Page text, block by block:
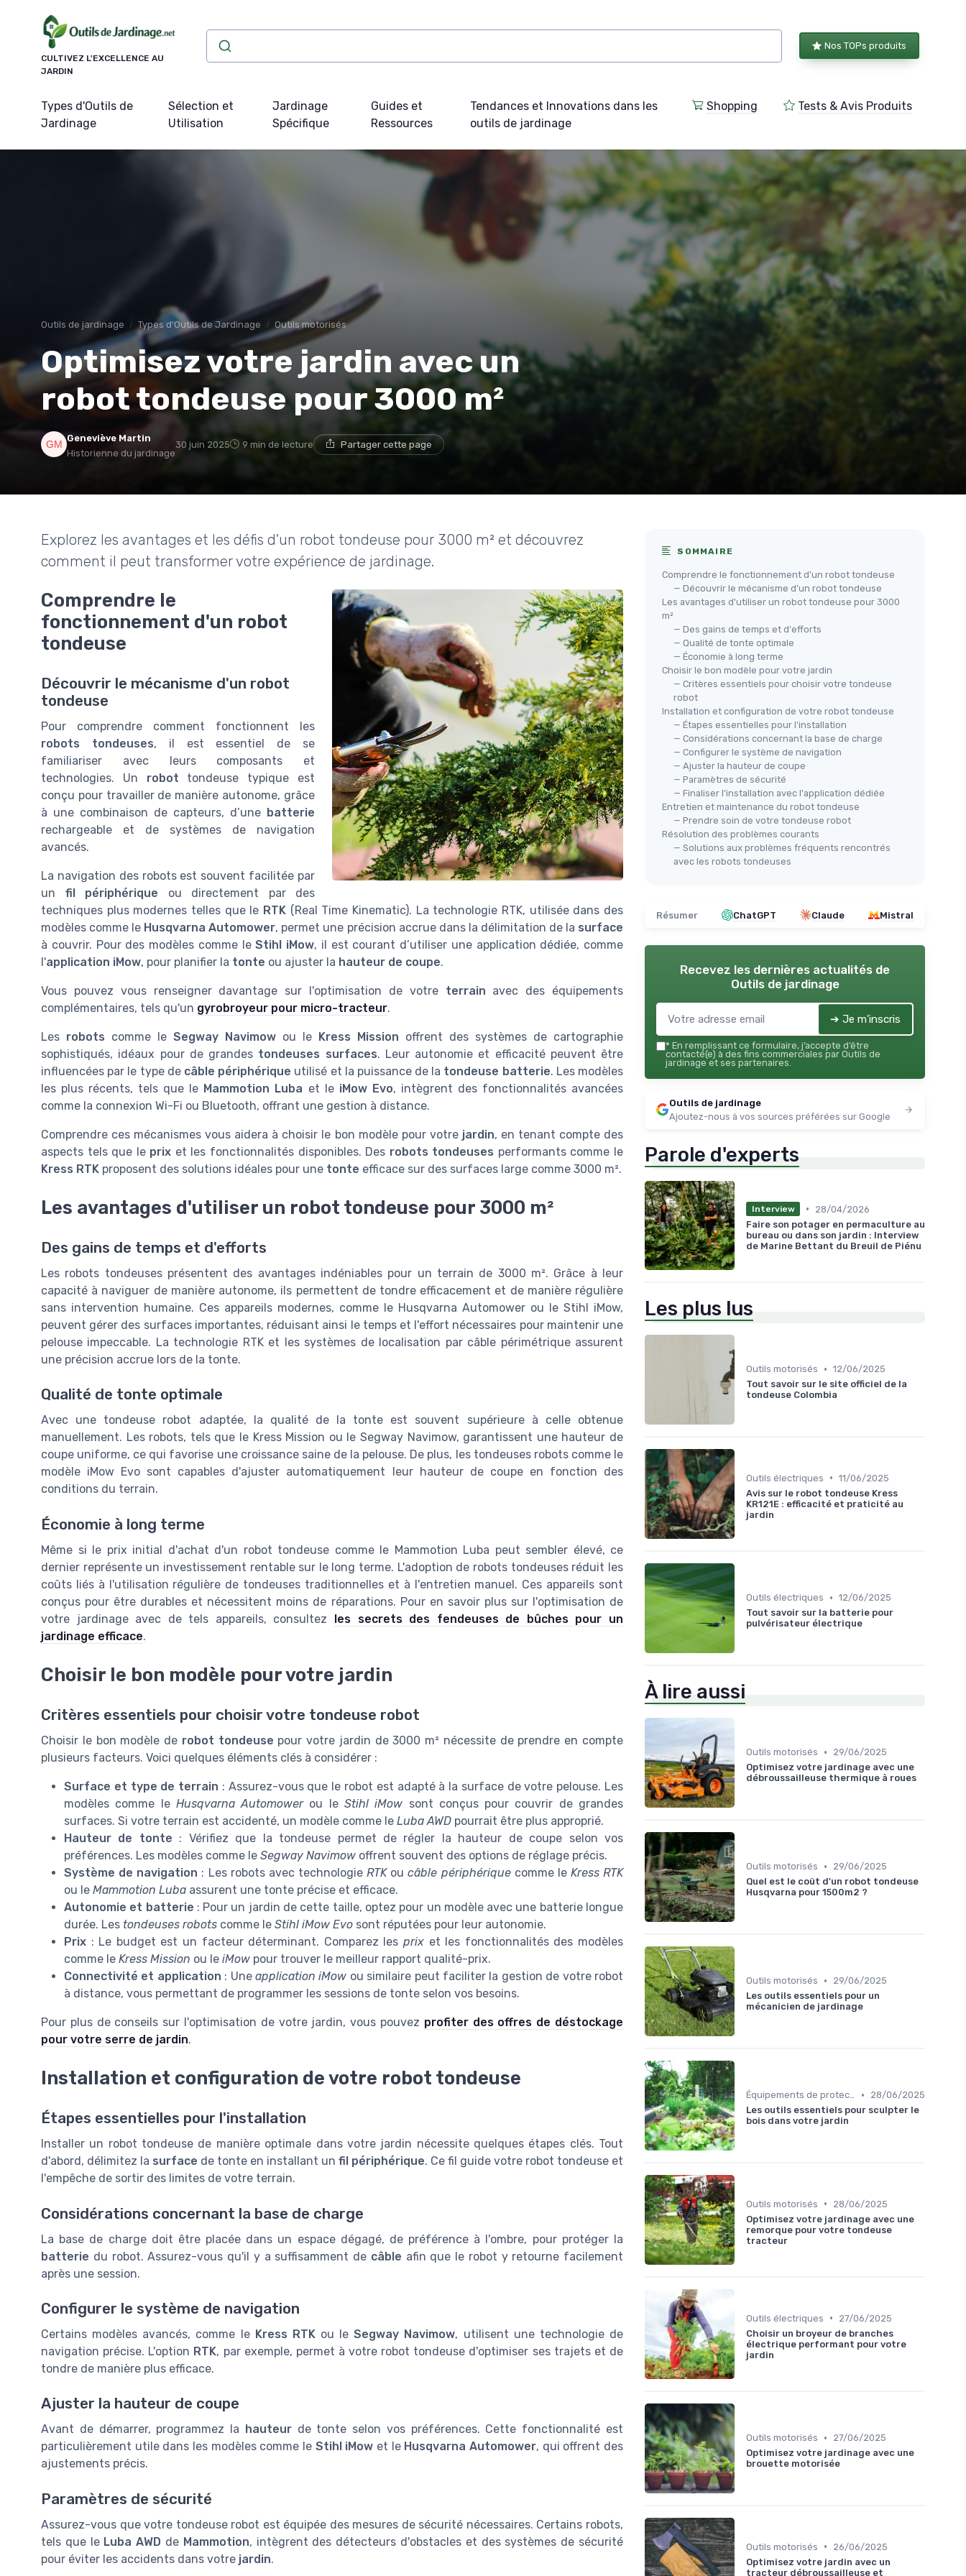
CULTIVEZ L'EXCELLENCE AU
JARDIN
Nos TOPs produits
Types d'Outils de
Jardinage
Sélection et
Utilisation
Jardinage
Spécifique
Guides et
Ressources
Tendances et Innovations dans les
outils de jardinage
Shopping Tests & Avis Produits
Outils de jardinage Types d'Outils de Jardinage Outils motorisés
Optimisez votre jardin avec un
robot tondeuse pour 3000 m²
Geneviève Martin
Historienne du jardinage
30 juin 2025 9 min de lecture Partager cette page
Explorez les avantages et les défis d'un robot tondeuse pour 3000 m² et découvrez
comment il peut transformer votre expérience de jardinage.
Comprendre le
fonctionnement d'un robot
tondeuse
Découvrir le mécanisme d'un robot
tondeuse
Pour comprendre comment fonctionnent les
robots tondeuses, il est essentiel de se
familiariser avec leurs composants et
technologies. Un robot tondeuse typique est
conçu pour travailler de manière autonome, grâce
à une combinaison de capteurs, d’une batterie
rechargeable et de systèmes de navigation
avancés.
La navigation des robots est souvent facilitée par
un fil périphérique ou directement par des
techniques plus modernes telles que le RTK (Real Time Kinematic). La technologie RTK, utilisée dans des
modèles comme le Husqvarna Automower, permet une précision accrue dans la délimitation de la surface
à couvrir. Pour des modèles comme leStihl iMow, il est courant d’utiliser une application dédiée, comme
l'application iMow, pour planifier la tonte ou ajuster la hauteur de coupe.
Vous pouvez vous renseigner davantage sur l'optimisation de votre terrain avec des équipements
complémentaires, tels qu'un gyrobroyeur pour micro-tracteur.
Les robots comme le Segway Navimow ou le Kress Mission offrent des systèmes de cartographie
sophistiqués, idéaux pour de grandes tondeuses surfaces. Leur autonomie et efficacité peuvent être
influencées par le type de câble périphérique utilisé et la puissance de la tondeuse batterie. Les modèles
les plus récents, tels que le Mammotion Luba et le iMow Evo, intègrent des fonctionnalités avancées
comme la connexion Wi-Fi ou Bluetooth, offrant une gestion à distance.
Comprendre ces mécanismes vous aidera à choisir le bon modèle pour votre jardin, en tenant compte des
aspects tels que le prix et les fonctionnalités disponibles. Des robots tondeuses performants comme le
Kress RTK proposent des solutions idéales pour une tonte efficace sur des surfaces large comme 3000 m².
Les avantages d'utiliser un robot tondeuse pour 3000 m²
Des gains de temps et d'efforts
Les robots tondeuses présentent des avantages indéniables pour un terrain de 3000 m². Grâce à leur
capacité à naviguer de manière autonome, ils permettent de tondre efficacement et de manière régulière
sans intervention humaine. Ces appareils modernes, comme le Husqvarna Automower ou le Stihl iMow,
peuvent gérer des surfaces importantes, réduisant ainsi le temps et l'effort nécessaires pour maintenir une
pelouse impeccable. La technologie RTK et les systèmes de localisation par câble périmétrique assurent
une précision accrue lors de la tonte.
Qualité de tonte optimale
Avec une tondeuse robot adaptée, la qualité de la tonte est souvent supérieure à celle obtenue
manuellement. Les robots, tels que le Kress Mission ou le Segway Navimow, garantissent une hauteur de
coupe uniforme, ce qui favorise une croissance saine de la pelouse. De plus, les tondeuses robots comme le
modèle iMow Evo sont capables d'ajuster automatiquement leur hauteur de coupe en fonction des
conditions du terrain.
Économie à long terme
Même si le prix initial d'achat d'un robot tondeuse comme le Mammotion Luba peut sembler élevé, ce
dernier représente un investissement rentable sur le long terme. L'adoption de robots tondeuses réduit les
coûts liés à l'utilisation régulière de tondeuses traditionnelles et à l'entretien manuel. Ces appareils sont
conçus pour être durables et nécessitent moins de réparations. Pour en savoir plus sur l'optimisation de
votre jardinage avec de tels appareils, consultez les secrets des fendeuses de bûches pour un
jardinage efficace.
Choisir le bon modèle pour votre jardin
Critères essentiels pour choisir votre tondeuse robot
Choisir le bon modèle de robot tondeuse pour votre jardin de 3000 m² nécessite de prendre en compte
plusieurs facteurs. Voici quelques éléments clés à considérer :
Surface et type de terrain : Assurez-vous que le robot est adapté à la surface de votre pelouse. Les
modèles comme le Husqvarna Automowerou leStihl iMow sont conçus pour couvrir de grandes
surfaces. Si votre terrain est accidenté, un modèle comme le Luba AWD pourrait être plus approprié.
Hauteur de tonte : Vérifiez que la tondeuse permet de régler la hauteur de coupe selon vos
préférences. Les modèles comme le Segway Navimow offrent souvent des options de réglage précis.
Système de navigation : Les robots avec technologieRTKoucâble périphériquecomme le Kress RTK
ou le Mammotion Luba assurent une tonte précise et efficace.
Autonomie et batterie : Pour un jardin de cette taille, optez pour un modèle avec une batterie longue
durée. Les tondeuses robots comme le Stihl iMow Evo sont réputées pour leur autonomie.
Prix : Le budget est un facteur déterminant. Comparez les prix et les fonctionnalités des modèles
comme le Kress Mission ou le iMow pour trouver le meilleur rapport qualité-prix.
Connectivité et application : Uneapplication iMow ou similaire peut faciliter la gestion de votre robot
à distance, vous permettant de programmer les sessions de tonte selon vos besoins.
Pour plus de conseils sur l'optimisation de votre jardin, vous pouvez profiter des offres de déstockage
pour votre serre de jardin.
Installation et configuration de votre robot tondeuse
Étapes essentielles pour l'installation
Installer un robot tondeuse de manière optimale dans votre jardin nécessite quelques étapes clés. Tout
d'abord, délimitez la surface de tonte en installant un fil périphérique. Ce fil guide votre robot tondeuse et
l'empêche de sortir des limites de votre terrain.
Considérations concernant la base de charge
La base de charge doit être placée dans un espace dégagé, de préférence à l'ombre, pour protéger la
batterie du robot. Assurez-vous qu'il y a suffisamment de câble afin que le robot y retourne facilement
après une session.
Configurer le système de navigation
Certains modèles avancés, comme le Kress RTKou leSegway Navimow, utilisent une technologie de
navigation précise. L'option RTK, par exemple, permet à votre robot tondeuse d'optimiser ses trajets et de
tondre de manière plus efficace.
Ajuster la hauteur de coupe
Avant de démarrer, programmez la hauteurde tonte selon vos préférences. Cette fonctionnalité est
particulièrement utile dans les modèles comme le Stihl iMow et le Husqvarna Automower, qui offrent des
ajustements précis.
Paramètres de sécurité
Assurez-vous que votre tondeuse robot est équipée des mesures de sécurité nécessaires. Certains robots,
tels que le Luba AWD de Mammotion, intègrent des détecteurs d'obstacles et des systèmes de sécurité
pour éviter les accidents dans votre jardin.
SOMMAIRE
Comprendre le fonctionnement d'un robot tondeuse
— Découvrir le mécanisme d'un robot tondeuse
Les avantages d'utiliser un robot tondeuse pour 3000
m²
— Des gains de temps et d'efforts
— Qualité de tonte optimale
— Économie à long terme
Choisir le bon modèle pour votre jardin
— Critères essentiels pour choisir votre tondeuse
robot
Installation et configuration de votre robot tondeuse
— Étapes essentielles pour l'installation
— Considérations concernant la base de charge
— Configurer le système de navigation
— Ajuster la hauteur de coupe
— Paramètres de sécurité
— Finaliser l'installation avec l'application dédiée
Entretien et maintenance du robot tondeuse
— Prendre soin de votre tondeuse robot
Résolution des problèmes courants
— Solutions aux problèmes fréquents rencontrés
avec les robots tondeuses
Résumer ChatGPT Claude Mistral
Recevez les dernières actualités de
Outils de jardinage
➔ Je m'inscris
* En remplissant ce formulaire, j’accepte d’être
contacté(e) à des fins commerciales par Outils de
jardinage et ses partenaires.
Outils de jardinage
Ajoutez-nous à vos sources préférées sur Google
Parole d'experts
Interview •
28/04/2026
Faire son potager en permaculture au
bureau ou dans son jardin : Interview
de Marine Bettant du Breuil de Piénu
Les plus lus
Outils motorisés • 12/06/2025
Tout savoir sur le site officiel de la
tondeuse Colombia
Outils électriques • 11/06/2025
Avis sur le robot tondeuse Kress
KR121E : efficacité et praticité au
jardin
Outils électriques • 12/06/2025
Tout savoir sur la batterie pour
pulvérisateur électrique
À lire aussi
Outils motorisés •
29/06/2025
Optimisez votre jardinage avec une
débroussailleuse thermique à roues
Outils motorisés •
29/06/2025
Quel est le coût d'un robot tondeuse
Husqvarna pour 1500m2 ?
Outils motorisés •
29/06/2025
Les outils essentiels pour un
mécanicien de jardinage
Équipements de protection •
28/06/2025
Les outils essentiels pour sculpter le
bois dans votre jardin
Outils motorisés •
28/06/2025
Optimisez votre jardinage avec une
remorque pour votre tondeuse
tracteur
Outils électriques •
27/06/2025
Choisir un broyeur de branches
électrique performant pour votre
jardin
Outils motorisés •
27/06/2025
Optimisez votre jardinage avec une
brouette motorisée
Outils motorisés •
26/06/2025
Optimisez votre jardin avec un
tracteur débroussailleuse et